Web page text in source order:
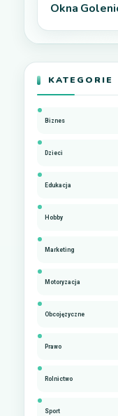
Okna
KATEGORIE
Biznes
Dzieci
Edukacja
Hobby
Marketing
Motoryzacja
Obcojęzyczne
Prawo
Rolnictwo
Sport